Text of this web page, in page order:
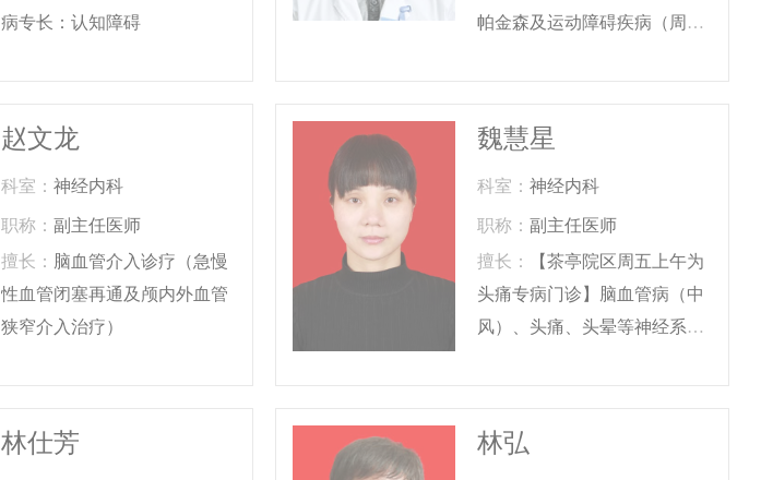
病专长：认知障碍
帕金森及运动障碍疾病（周五
赵文龙
科室： 神经内科
职称： 副主任医师
擅长： 脑血管介入诊疗（急慢
性血管闭塞再通及颅内外血管
狭窄介入治疗）
魏慧星
科室： 神经内科
职称： 副主任医师
擅长：
【茶亭院区周五上午为
头痛专病门诊】脑血管病（中
风）、头痛、头晕等神经系统
林仕芳 林弘